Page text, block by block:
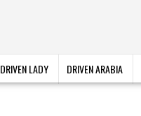
DRIVEN LADY DRIVEN ARABIA